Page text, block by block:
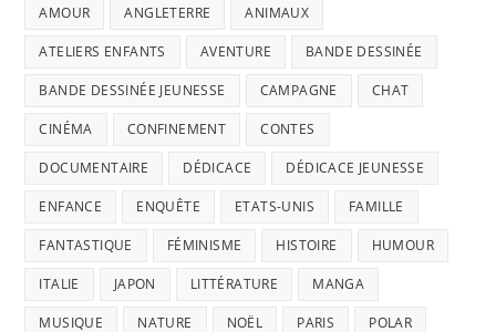
AMOUR ANGLETERRE ANIMAUX
ATELIERS ENFANTS AVENTURE BANDE DESSINÉE
BANDE DESSINÉE JEUNESSE CAMPAGNE CHAT
CINÉMA CONFINEMENT CONTES
DOCUMENTAIRE DÉDICACE DÉDICACE JEUNESSE
ENFANCE ENQUÊTE ETATS-UNIS FAMILLE
FANTASTIQUE FÉMINISME HISTOIRE HUMOUR
ITALIE JAPON LITTÉRATURE MANGA
MUSIQUE NATURE NOËL PARIS POLAR